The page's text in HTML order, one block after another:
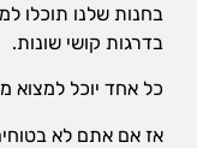
בחנות שלנו תוכלו
בדרגות קושי שונות.
כל אחד יוכל למצוא
אז אם אתם לא